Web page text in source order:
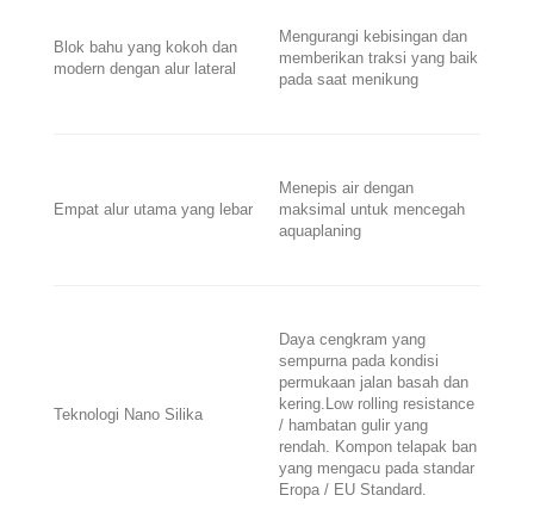
Blok bahu yang kokoh dan
modern dengan alur lateral
Mengurangi kebisingan dan
memberikan traksi yang baik
pada saat menikung
Empat alur utama yang lebar
Menepis air dengan
maksimal untuk mencegah
aquaplaning
Teknologi Nano Silika
Daya cengkram yang
sempurna pada kondisi
permukaan jalan basah dan
kering.Low rolling resistance
/ hambatan gulir yang
rendah. Kompon telapak ban
yang mengacu pada standar
Eropa / EU Standard.